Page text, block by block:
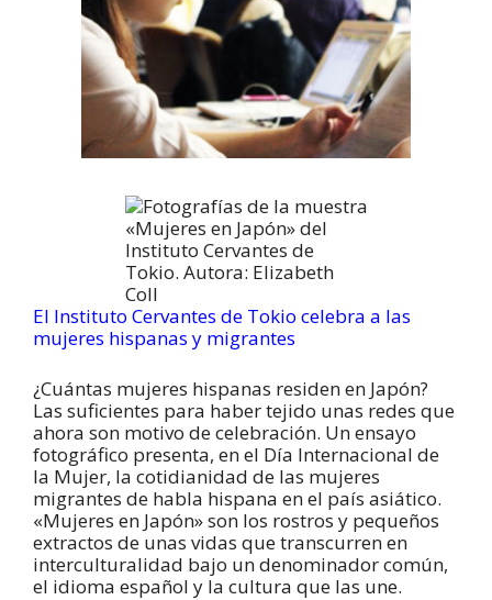
El Instituto Cervantes de Tokio celebra a las
mujeres hispanas y migrantes
¿Cuántas mujeres hispanas residen en Japón?
Las suficientes para haber tejido unas redes que
ahora son motivo de celebración. Un ensayo
fotográfico presenta, en el Día Internacional de
la Mujer, la cotidianidad de las mujeres
migrantes de habla hispana en el país asiático.
«Mujeres en Japón» son los rostros y pequeños
extractos de unas vidas que transcurren en
interculturalidad bajo un denominador común,
el idioma español y la cultura que las une.